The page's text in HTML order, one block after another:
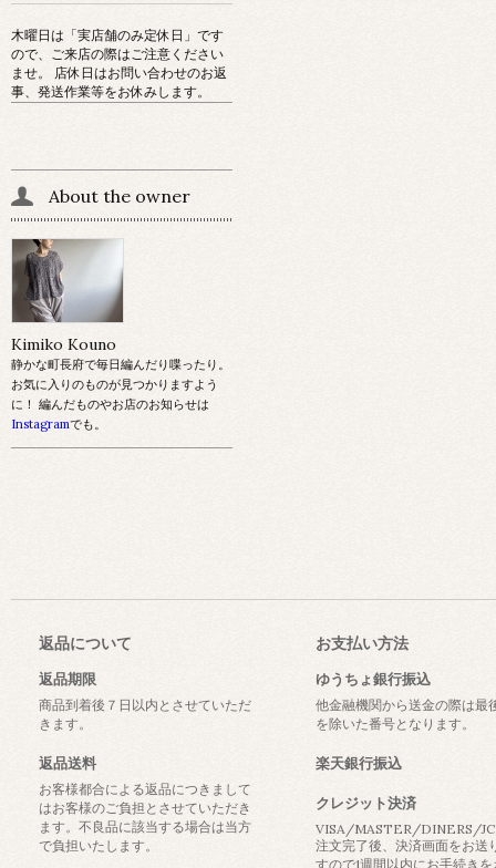
木曜日は「実店舗のみ定休日」です
ので、ご来店の際はご注意ください
ませ。 店休日はお問い合わせのお返
事、発送作業等をお休みします。
About the owner
Kimiko Kouno
静かな町長府で毎日編んだり喋ったり。
お気に入りのものが見つかりますよう
に！ 編んだものやお店のお知らせは
Instagramでも。
返品について
返品期限
商品到着後７日以内とさせていただ
きます。
返品送料
お客様都合による返品につきまして
はお客様のご負担とさせていただき
ます。不良品に該当する場合は当方
で負担いたします。
お支払い方法
ゆうちょ銀行振込
他金融機関から送金の際は最
を除いた番号となります。
楽天銀行振込
クレジット決済
VISA/MASTER/DINERS/
注文完了後、決済画面をお送
すので1週間以内にお手続き